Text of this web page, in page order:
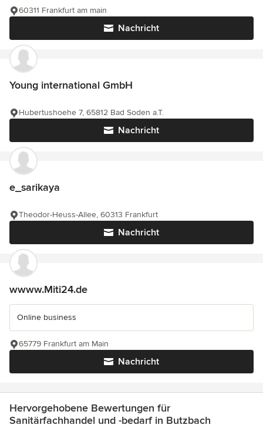
Nachricht
60311 Frankfurt am main
Young international GmbH
Nachricht
Hubertushoehe 7, 65812 Bad Soden a.T.
e_sarikaya
Nachricht
Theodor-Heuss-Allee, 60313 Frankfurt
wwww.Miti24.de
Online business
Nachricht
65779 Frankfurt am Main
Hervorgehobene Bewertungen für
Sanitärfachhandel und -bedarf in Butzbach